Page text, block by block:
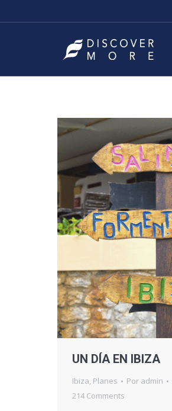
UN DÍA EN IBIZA
Ibiza, Planes Por admin
214 Comments